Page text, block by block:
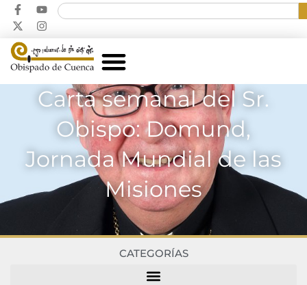
Carta semanal del Sr.
Obispo: Domund,
Jornada Mundial de las
Misiones
CATEGORÍAS